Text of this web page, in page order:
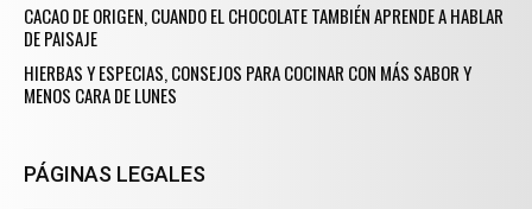
CACAO DE ORIGEN, CUANDO EL CHOCOLATE TAMBIÉN APRENDE A HABLAR
DE PAISAJE
HIERBAS Y ESPECIAS, CONSEJOS PARA COCINAR CON MÁS SABOR Y
MENOS CARA DE LUNES
PÁGINAS LEGALES